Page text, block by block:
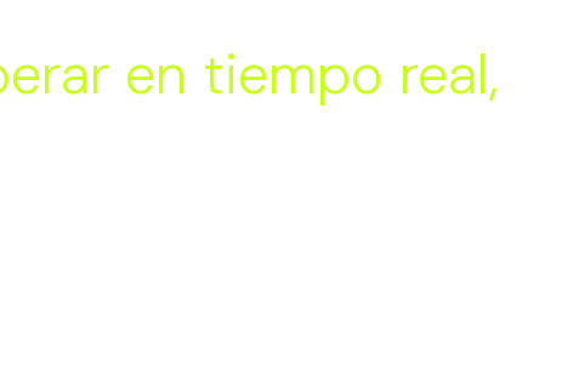
en tiempo real,